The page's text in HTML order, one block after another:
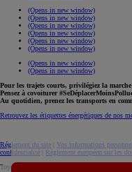
(Opens in new window)
(Opens in new window)
(Opens in new window)
(Opens in new window)
(Opens in new window)
(Opens in new window)
(Opens in new window)
(Opens in new window)
Pour les trajets courts, privilégiez la
Pensez à covoiturer
Au quotidien, prenez les transports en
Retrouvez les étiquettes énergétiques de nos
Réglement du site Vos informations
confidentialité
Règlement européen sur les
Toyota. Tous droits réservés. © 2026